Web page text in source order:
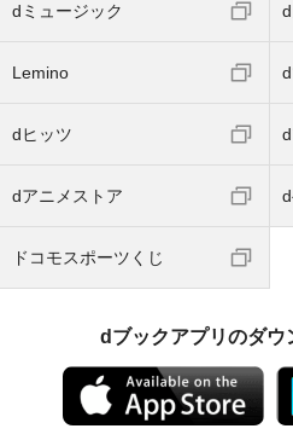
dミュージック
Lemino
dヒッツ
dアニメストア
ドコモスポーツくじ
dブックアプリのダウ